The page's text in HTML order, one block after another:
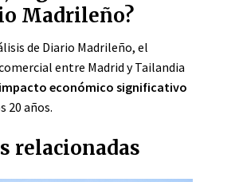
Madrileño?
de Diario Madrileño, el
entre Madrid y Tailandia
impacto económico significativo
20 años.
relacionadas